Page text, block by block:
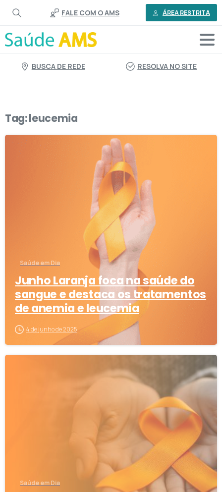
conteúdo
FALE COM O AMS ÁREA RESTRITA
BUSCA DE REDE RESOLVA NO SITE
Tag:leucemia
Saúde em Dia
Junho Laranja foca na saúde do
sangue e destaca os tratamentos
de anemia e leucemia
4 de junho de 2025
1
Saúde em Dia